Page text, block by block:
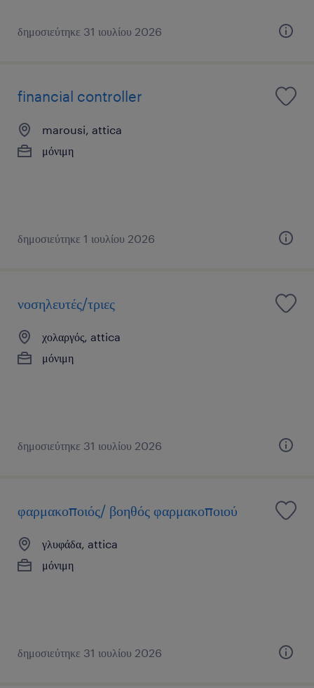
δημοσιεύτηκε 31 ιουλίου 2026
financial controller
marousi, attica
μόνιμη
δημοσιεύτηκε 1 ιουλίου 2026
νοσηλευτές/τριες
χολαργός, attica
μόνιμη
δημοσιεύτηκε 31 ιουλίου 2026
φαρμακοποιός/ βοηθός φαρμακοποιού
γλυφάδα, attica
μόνιμη
δημοσιεύτηκε 31 ιουλίου 2026